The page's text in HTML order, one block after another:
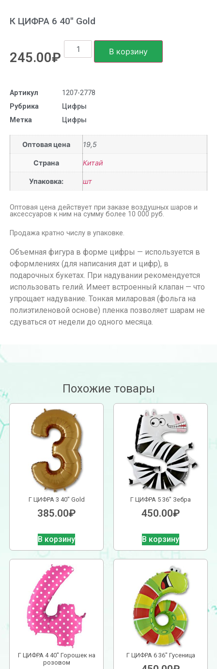
К ЦИФРА 6 40″ Gold
245.00₽ В корзину
Артикул
1207-2778
Рубрика
Цифры
Метка
Цифры
Оптовая цена 19,5
Страна Китай
Упаковка: шт
Оптовая цена действует при заказе воздушных шаров и
аксессуаров к ним на сумму более 10 000 руб.
Продажа кратно числу в упаковке.
Объемная фигура в форме цифры — используется в
оформлениях (для написания дат и цифр), в
подарочных букетах. При надувании рекомендуется
использовать гелий. Имеет встроенный клапан — что
упрощает надувание. Тонкая миларовая (фольга на
полиэтиленовой основе) пленка позволяет шарам не
сдуваться от недели до одного месяца.
Похожие товары
Г ЦИФРА 3 40″ Gold
385.00₽
В корзину
Г ЦИФРА 5 36″ Зебра
450.00₽
В корзину
Г ЦИФРА 4 40″ Горошек на
розовом
Г ЦИФРА 6 36″ Гусеница